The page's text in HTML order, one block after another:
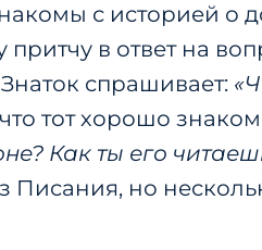
с историей о
притчу в ответ на
спрашивает:
что тот хорошо
Как ты его
Писания, но